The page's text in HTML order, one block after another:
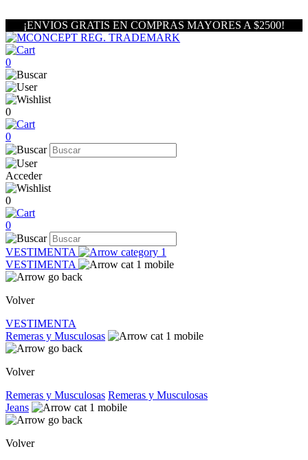
¡ENVIOS GRATIS EN COMPRAS MAYORES A $2500!
0
0
0
Acceder
0
0
VESTIMENTA
VESTIMENTA
Volver
VESTIMENTA
Remeras y Musculosas
Volver
Remeras y Musculosas Remeras y Musculosas
Jeans
Volver